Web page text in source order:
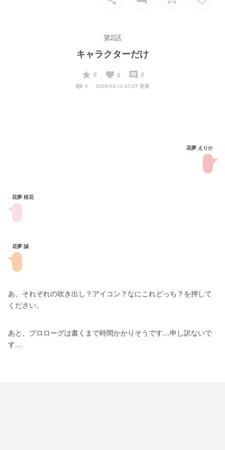
第2話
キャラクターだけ
start
0 favorite 0 insert_comment 0
visibility 4 2026/05/10 07:07 更新
花夢 えりか
花夢 桜花
花夢 誠
あ、それぞれの吹き出し？アイコン？なにこれどっち？を押して
ください。
あと、プロローグは書くまで時間かかりそうです…申し訳ないで
す…